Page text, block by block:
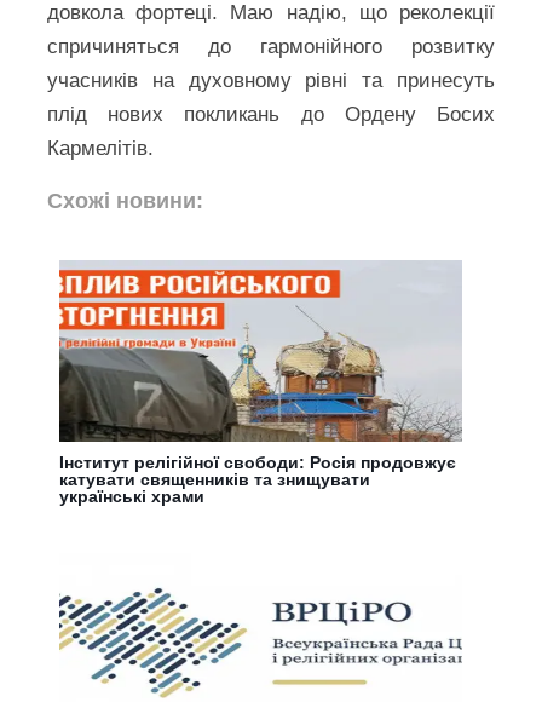
довкола фортеці. Маю надію, що реколекції
спричиняться до гармонійного розвитку
учасників на духовному рівні та принесуть
плід нових покликань до Ордену Босих
Кармелітів.
Схожі новини:
Інститут релігійної свободи: Росія продовжує
катувати священників та знищувати
українські храми